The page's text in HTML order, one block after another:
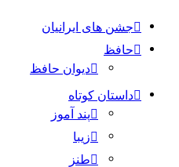
جشن های ایرانیان
حافظ
دیوان حافظ
داستان کوتاه
پند آموز
زیبا
طنز